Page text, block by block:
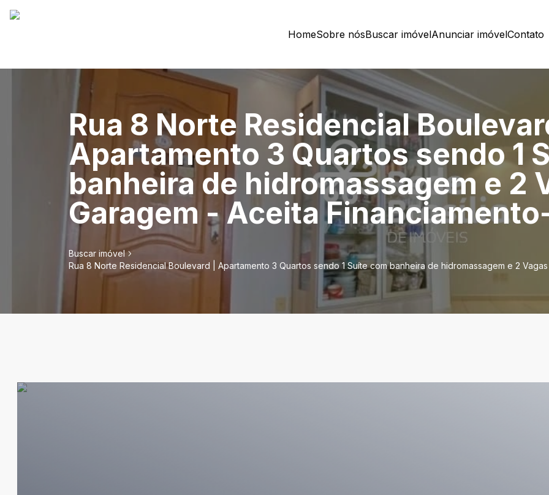
HomeSobre nósBuscar imóvelAnunciar imóvelContato
Rua 8 Norte Residencial
Apartamento 3 Quartos sendo 1
banheira de hidromassagem e 2
Garagem - Aceita
Buscar imóvel
Rua 8 Norte Residencial Boulevard | Apartamento 3 Quartos sendo 1 Suíte com banheira de hidromassagem e 2